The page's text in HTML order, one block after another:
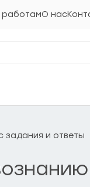
работамО нас
задания и ответы